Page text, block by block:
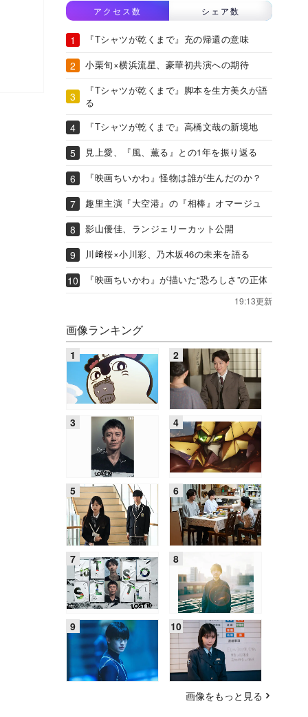
アクセス数 シェア数
『Tシャツが乾くまで』充の帰還の意味
小栗旬×横浜流星、豪華初共演への期待
『Tシャツが乾くまで』脚本を生方美久が語
る
『Tシャツが乾くまで』高橋文哉の新境地
見上愛、『風、薫る』との1年を振り返る
『映画ちいかわ』怪物は誰が生んだのか？
趣里主演『大空港』の『相棒』オマージュ
影山優佳、ランジェリーカット公開
川﨑桜×小川彩、乃木坂46の未来を語る
『映画ちいかわ』が描いた“恐ろしさ”の正体
19:13更新
画像ランキング
画像をもっと見る